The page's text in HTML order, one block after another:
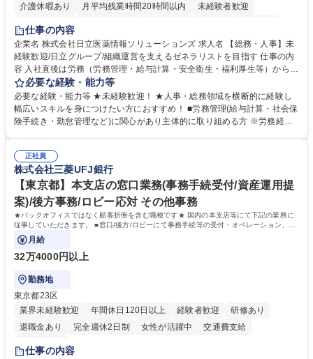
介護休暇あり 月平均残業時間20時間以内
未経験者歓迎
住宅手当あり
育休あり
完全週休2日制 交通費支給 土日祝休み 寮・社宅あり
仕事の内容
企業名 株式会社日立医薬情報ソリューションズ 求人名 【総務・人事】未
経験歓迎/日立グループ/組織運営を支えるゼネラリストを目指す 仕事の内
容 入社直後は労務（労務管理・給与計算・安全衛生・福利厚生等）からお
任せいたします。将来は総務・採用・教育業務へ守備範囲を広げ、組織運
営を支えるゼネラリストをめざせます。 ・初期業務：労働時間管理、給与
計算、社会保険対応、福利厚生管理、安全衛生、健康経営推進等をお任せ
します。ご経験に応じて、休職者管理など、幅広く経験を積んでいただき
幅広く経験を積みたい意欲がある方に最適な環境です。 募集職種 【総
務・人事】未経験歓迎/日立グループ/組織運営を支えるゼネラリストを目
指す
必要な経験・能力等
必要な経験・能力等 ★未経験歓迎！ ★人事・総務領域を横断的に経験し
幅広いスキルを身につけたい方におすすめ！ ■労務管理(給与計算・社会保
険手続き・勤怠管理など)に関心があり主体的に取り組める方 ※労務経験
のご経験 ■労務管理（給与計算・社会保険手続き・勤怠管理など）の経験
■衛生管理者の資格をお持ちの方 学歴・資格 学歴：大学院 大学 高専 短大
専修学校 高校 語学力： 資格：
正社員
株式会社三菱UFJ銀行
【東京都】本支店の窓口業務(事務手続受付/資産運用提
案)/後方事務/ロビー応対 その他事務
★バックオフィスではなく顧客折衝を含む職種です★ 国内の本支店等にて下記の業務に
従事していただきます。 ■窓口/後方/ロビーにて事務手続等の受付・オペレーション、お
客様対応
月給
32万4000円以上
勤務地
東京都23区
業界未経験歓迎
年間休日120日以上 経験者歓迎
研修あり
退職金あり
完全週休2日制 女性が活躍中
交通費支給
土日祝休み
仕事の内容